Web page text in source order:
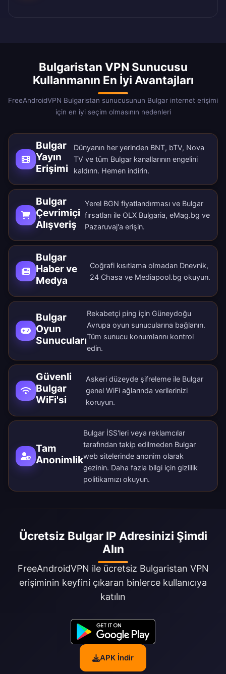
Bulgaristan VPN Sunucusu
Kullanmanın En İyi Avantajları
FreeAndroidVPN Bulgaristan sunucusunun Bulgar internet erişimi
için en iyi seçim olmasının nedenleri
Bulgar
Yayın
Erişimi
Dünyanın her yerinden BNT, bTV, Nova
TV ve tüm Bulgar kanallarının engelini
kaldırın. Hemen indirin.
Bulgar
Çevrimiçi
Alışveriş
Yerel BGN fiyatlandırması ve Bulgar
fırsatları ile OLX Bulgaria, eMag.bg ve
Pazaruvaj'a erişin.
Bulgar
Haber ve
Medya
Coğrafi kısıtlama olmadan Dnevnik,
24 Chasa ve Mediapool.bg okuyun.
Bulgar
Oyun
Sunucuları
Rekabetçi ping için Güneydoğu
Avrupa oyun sunucularına bağlanın.
Tüm sunucu konumlarını kontrol
edin.
Güvenli
Bulgar
WiFi'si
Askeri düzeyde şifreleme ile Bulgar
genel WiFi ağlarında verilerinizi
koruyun.
Tam
Anonimlik
Bulgar İSS'leri veya reklamcılar
tarafından takip edilmeden Bulgar
web sitelerinde anonim olarak
gezinin. Daha fazla bilgi için gizlilik
politikamızı okuyun.
Ücretsiz Bulgar IP Adresinizi Şimdi
Alın
FreeAndroidVPN ile ücretsiz Bulgaristan VPN
erişiminin keyfini çıkaran binlerce kullanıcıya
katılın
APK İndir